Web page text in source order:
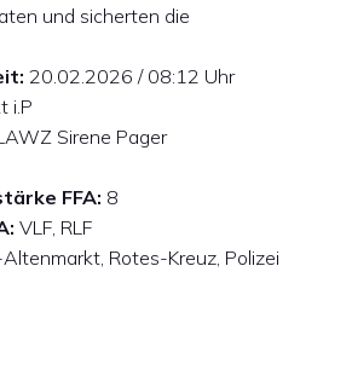
und sicherten die
20.02.2026 / 08:12 Uhr
i.P
Sirene Pager
FFA: 8
VLF, RLF
Altenmarkt, Rotes-Kreuz, Polizei